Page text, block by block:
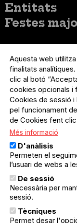
Entitats
Festes
del
compte
d'usuari
Menú
usuari
no
loggat
Registre
Menú
Peu
Sobre el
Preguntes
Contacte
Menú
Legal
Política de
Avís legal
Política de cookies
El Quèdequè no es
programades; en
organitzadors.
© Quedequè,
Aquesta web
finalitats
clic al botó
cookies opcionals i
Cookies de sessió
pel funcionament
de Cookies fent
Més informació
D'anàlisis
Permeten el
l’usuari de webs a
De sessió
Necessària per
sessió.
Tècniques
Permet desar